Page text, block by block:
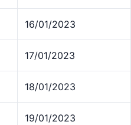
16/01/2023
17/01/2023
18/01/2023
19/01/2023